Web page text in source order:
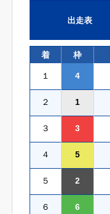
出走表
着 枠
１ 4
２ 1
３ 3
４ 5
５ 2
６ 6